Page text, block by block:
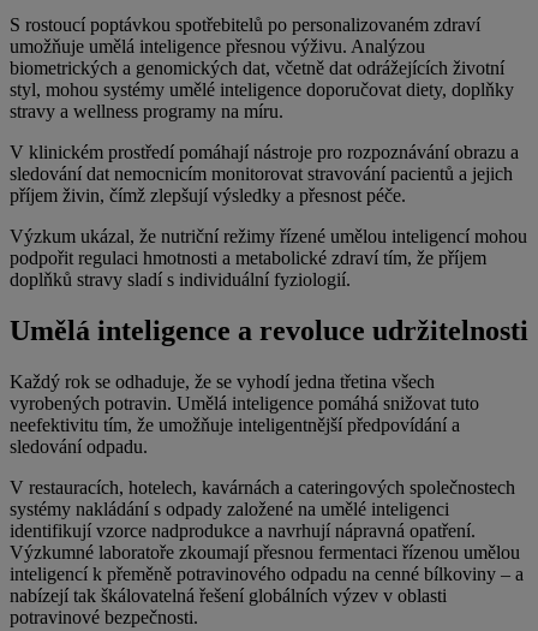
S rostoucí poptávkou spotřebitelů po personalizovaném zdraví
umožňuje umělá inteligence přesnou výživu. Analýzou
biometrických a genomických dat, včetně dat odrážejících životní
styl, mohou systémy umělé inteligence doporučovat diety, doplňky
stravy a wellness programy na míru.
V klinickém prostředí pomáhají nástroje pro rozpoznávání obrazu a
sledování dat nemocnicím monitorovat stravování pacientů a jejich
příjem živin, čímž zlepšují výsledky a přesnost péče.
Výzkum ukázal, že nutriční režimy řízené umělou inteligencí mohou
podpořit regulaci hmotnosti a metabolické zdraví tím, že příjem
doplňků stravy sladí s individuální fyziologií.
Umělá inteligence a revoluce udržitelnosti
Každý rok se odhaduje, že se vyhodí jedna třetina všech
vyrobených potravin. Umělá inteligence pomáhá snižovat tuto
neefektivitu tím, že umožňuje inteligentnější předpovídání a
sledování odpadu.
V restauracích, hotelech, kavárnách a cateringových společnostech
systémy nakládání s odpady založené na umělé inteligenci
identifikují vzorce nadprodukce a navrhují nápravná opatření.
Výzkumné laboratoře zkoumají přesnou fermentaci řízenou umělou
inteligencí k přeměně potravinového odpadu na cenné bílkoviny – a
nabízejí tak škálovatelná řešení globálních výzev v oblasti
potravinové bezpečnosti.